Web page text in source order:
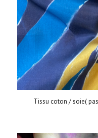
Tissu coton / soie(